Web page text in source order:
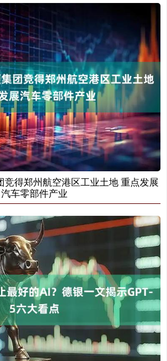
竞得郑州航空港区工业土地 重点发展
汽车零部件产业